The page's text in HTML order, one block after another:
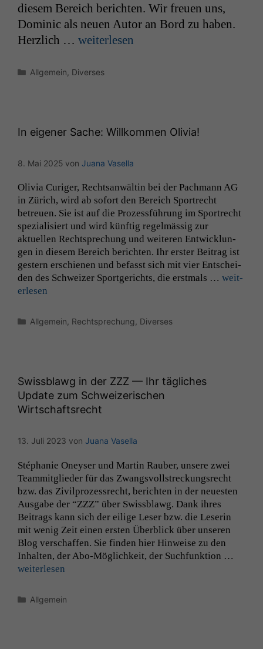
diesem Bere­ich bericht­en. Wir freuen uns,
Dominic als neuen Autor an Bord zu haben.
Her­zlich … weit­er­lesen
Kategorien
Allgemein Diverses
In eigener Sache: Willkommen Olivia!
8. Mai 2025 von Juana Vasella
Olivia Curiger, Recht­san­wältin bei der Pach­mann AG
in Zürich, wird ab sofort den Bere­ich Sportrecht
betreuen. Sie ist auf die Prozess­führung im Sportrecht
spezial­isiert und wird kün­ftig regelmäs­sig zur
aktuellen Recht­sprechung und weit­eren Entwick­lun­
gen in diesem Bere­ich bericht­en. Ihr erster Beitrag ist
gestern erschienen und befasst sich mit vier Entschei­
den des Schweiz­er Sport­gerichts, die erst­mals … weit­
er­lesen
Kategorien
Allgemein Rechtsprechung Diverses
Swissblawg in der ZZZ — Ihr tägliches
Update zum Schweizerischen
Wirtschaftsrecht
13. Juli 2023 von Juana Vasella
Stéphanie Oneyser und Mar­tin Rauber, unsere zwei
Team­mit­glieder für das Zwangsvoll­streck­ungsrecht
bzw. das Zivil­prozess­recht, bericht­en in der neuesten
Aus­gabe der “ZZZ” über Swiss­blawg. Dank ihres
Beitrags kann sich der eilige Leser bzw. die Leserin
mit wenig Zeit einen ersten Überblick über unseren
Blog ver­schaf­fen. Sie find­en hier Hin­weise zu den
Inhal­ten, der Abo-Möglichkeit, der Such­funk­tion …
weit­er­lesen
Kategorien
Allgemein